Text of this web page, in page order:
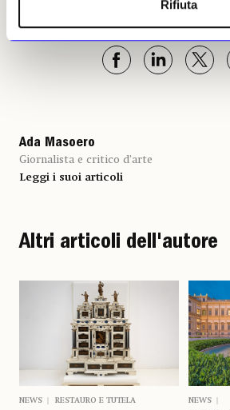
Rifiuta
Ada Masoero
Giornalista e critico d’arte
Leggi i suoi articoli
Altri articoli dell'autore
NEWS RESTAURO E TUTELA
NEWS